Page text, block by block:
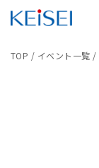
TOP / イベント一覧 /